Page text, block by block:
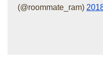
(@roommate_ram)